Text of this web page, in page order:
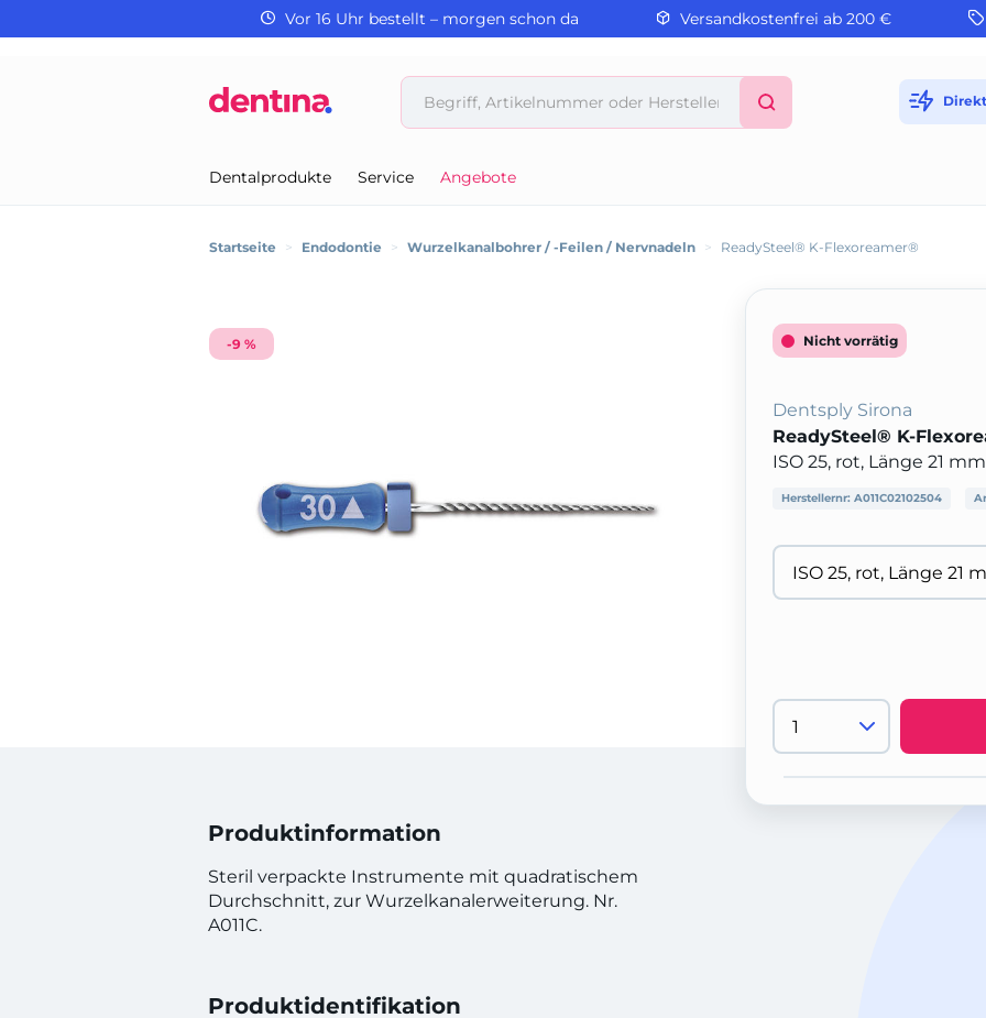
Vor 16 Uhr bestellt – morgen schon da Versandkostenfrei ab 200 €
Dentalprodukte Service Angebote
Startseite > Endodontie > Wurzelkanalbohrer / -Feilen / Nervnadeln > ReadySteel® K-Flexoreamer®
-9 %
Produktinformation
Steril verpackte Instrumente mit quadratischem
Durchschnitt, zur Wurzelkanalerweiterung. Nr.
A011C.
Produktidentifikation
Nicht vorrätig
Dentsply Sirona
ReadySteel® K-
ISO 25, rot, Länge 21
Herstellernr: A011C02102504